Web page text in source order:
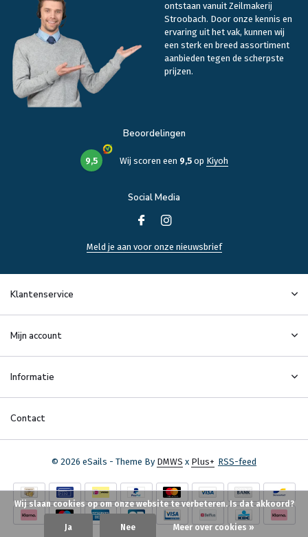
ontstaan vanuit Zeilmakerij
Stroobach. Door onze kennis en
ervaring uit het vak, kunnen wij
een sterk en breed assortiment
aanbieden tegen de scherpste
prijzen.
Beoordelingen
9,5 Wij scoren een 9,5op Kiyoh
Social Media
Meld je aan voor onze nieuwsbrief
Klantenservice
Mijn account
Informatie
Contact
© 2026 eSails - Theme By DMWS x Plus+ RSS-feed
Wij slaan cookies op om onze website te verbeteren. Is dat akkoord?
Ja Nee Meer over cookies »